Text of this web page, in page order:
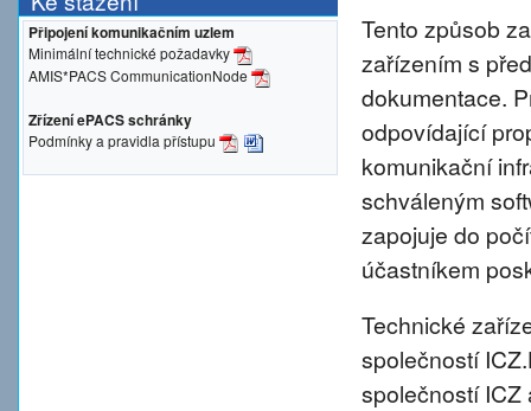
Připojení komunikačním uzlem
Minimální technické požadavky
AMIS*PACS CommunicationNode
Zřízení ePACS schránky
Podmínky a pravidla přístupu
Tento způsob
zařízením s
dokumentace.
odpovídající
komunikační
schváleným
zapojuje do
účastníkem
Technické
společností
společností ICZ